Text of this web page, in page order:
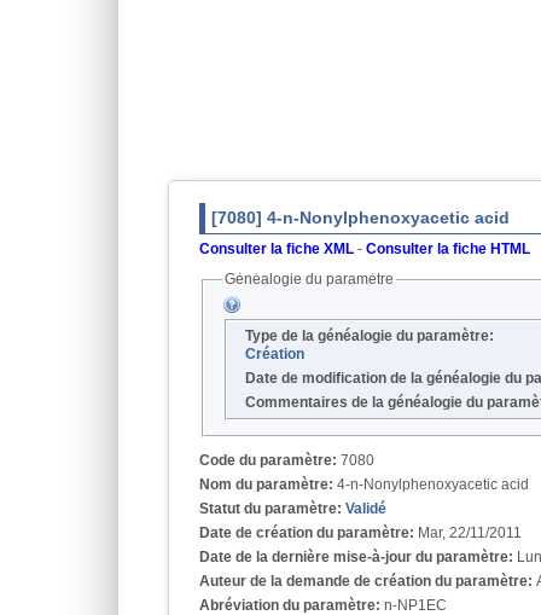
[7080] 4-n-Nonylphenoxyacetic acid
Consulter la fiche XML - Consulter la fiche HTML
Généalogie du paramètre
Type de la généalogie du paramètre:
Création
Date de modification de la généalogie du
Commentaires de la généalogie du
Code du paramètre: 7080
Nom du paramètre: 4-n-Nonylphenoxyacetic acid
Statut du paramètre: Validé
Date de création du paramètre: Mar, 22/11/2011
Date de la dernière mise-à-jour du paramètre:
Auteur de la demande de création du paramètre:
Abréviation du paramètre: n-NP1EC